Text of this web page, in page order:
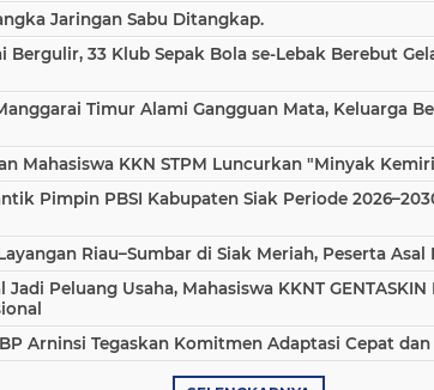
Jaringan Sabu Ditangkap.
Bergulir, 33 Klub Sepak Bola se-Lebak Berebut
Timur Alami Gangguan Mata, Keluarga
Mahasiswa KKN STPM Luncurkan "Minyak
Pimpin PBSI Kabupaten Siak Periode
Riau–Sumbar di Siak Meriah, Peserta Asal
Jadi Peluang Usaha, Mahasiswa KKNT
Arninsi Tegaskan Komitmen Adaptasi Cepat